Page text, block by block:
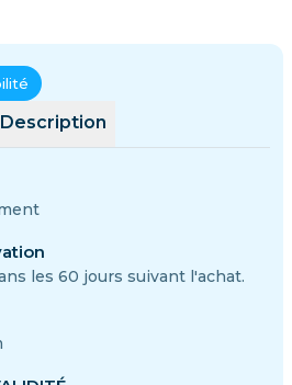
Description
les 60 jours suivant l'achat.